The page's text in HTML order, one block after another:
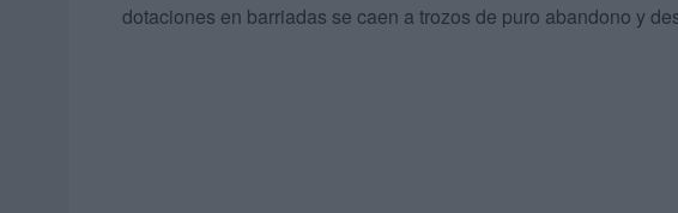
dotaciones en barriadas se caen a trozos de puro abandono y